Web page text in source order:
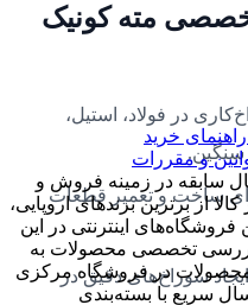
مته کونیک
در فولاد، استیل،
سنگین.
ساخت و تعمیر قطعات
سوراخ‌های دقیق در
راهنمای خرید
و مقررات
کالا عمران با بیش از ۲۰ سال سابقه در زمینه فروش و
تخصصی و ۱۰ هزار کالا از برترین برندهای اروپایی،
فروشگاه‌های اینترنتی در این
تخصصی محصولات به
در فروشگاه مرکزی
سریع با بسته‌بندی